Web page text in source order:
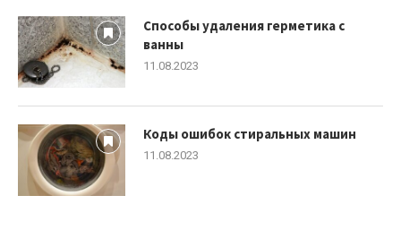
Способы удаления герметика с
ванны
11.08.2023
Коды ошибок стиральных машин
11.08.2023